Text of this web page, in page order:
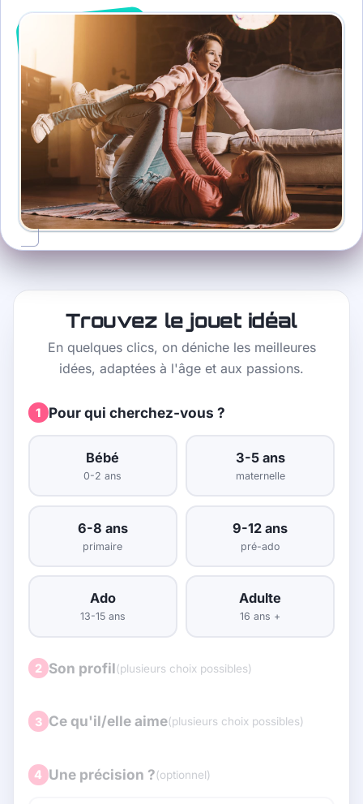
Trouvez le jouet idéal
En quelques clics, on déniche les meilleures
idées, adaptées à l'âge et aux passions.
1 Pour qui cherchez-vous ?
Bébé
0-2 ans
3-5 ans
maternelle
6-8 ans
primaire
9-12 ans
pré-ado
Ado
13-15 ans
Adulte
16 ans +
2 Son profil(plusieurs choix possibles)
3 Ce qu'il/elle aime(plusieurs choix possibles)
4 Une précision ?(optionnel)